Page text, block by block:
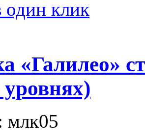
один клик
«Галилео»
млк05